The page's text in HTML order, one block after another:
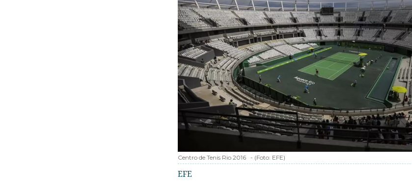
Centro de Tenis Rio 2016 - (Foto: EFE)
EFE